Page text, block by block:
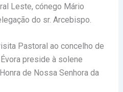
Leste, cónego Mário
do sr. Arcebispo.
Pastoral ao concelho de
preside à solene
de Nossa Senhora da